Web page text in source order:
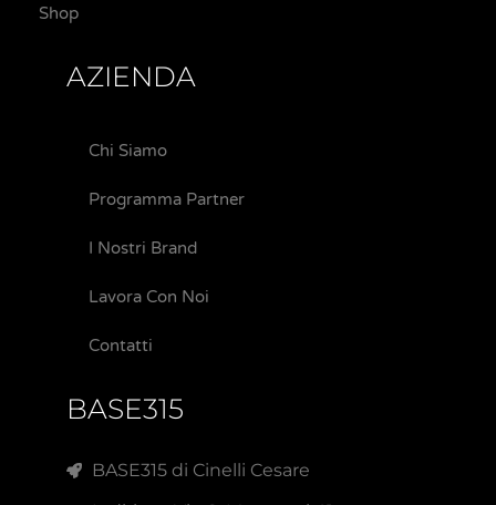
Shop
AZIENDA
Chi Siamo
Programma Partner
I Nostri Brand
Lavora Con Noi
Contatti
BASE315
BASE315 di Cinelli Cesare